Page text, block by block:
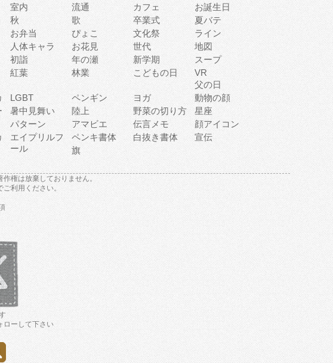
室内 流通 カフェ
お誕生日
秋 歌 卒業式
夏バテ
お弁当 ぴょこ 文化祭
ライン
人体キャラ お花見 世代
地図
初詣 年の瀬 新学期
スープ
紅葉 林業 こどもの日
VR
父の日
LGBT ペンギン ヨガ
動物の顔
暑中見舞い 陸上 野菜の切り方
星座
パターン アマビエ 伝言メモ
顔アイコン
エイプリルフ
ール
ペンキ書体 白抜き書体
宣伝
旗
権は放棄しておりません。
利用ください。
ローして下さい